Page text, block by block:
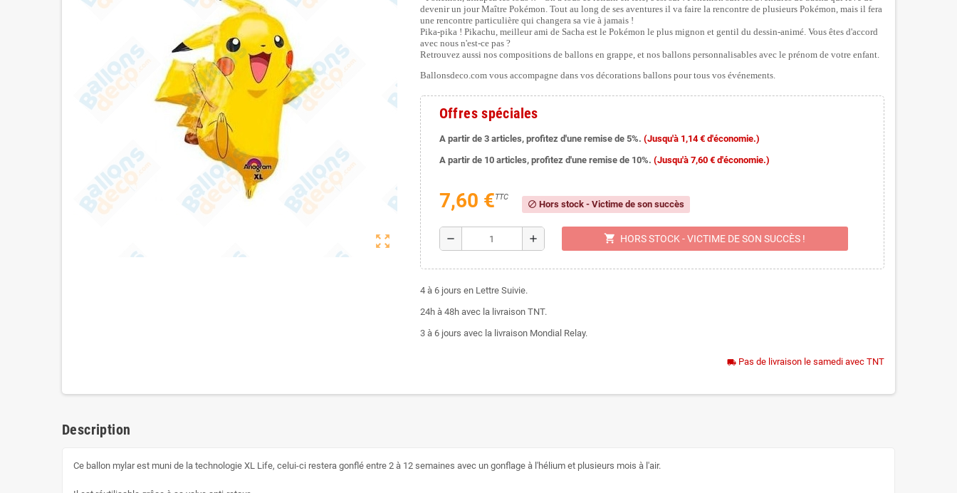
zoom_out_map
devenir un jour Maître Pokémon. Tout au long de ses aventures il va faire la rencontre de plusieurs Pokémon, mais il fera
une rencontre particulière qui changera sa vie à jamais !
Pika-pika ! Pikachu, meilleur ami de Sacha est le Pokémon le plus mignon et gentil du dessin-animé. Vous êtes d'accord
avec nous n'est-ce pas ?
Retrouvez aussi nos compositions de ballons en grappe, et nos ballons personnalisables avec le prénom de votre enfant.
Ballonsdeco.com vous accompagne dans vos décorations ballons pour tous vos événements.
Offres spéciales
A partir de 3 articles, profitez d'une remise de 5%. (Jusqu'à 1,14 € d'économie.)
A partir de 10 articles, profitez d'une remise de 10%. (Jusqu'à 7,60 € d'économie.)
7,60 €TTC
block Hors stock - Victime de son succès
remove add shopping_cart HORS STOCK - VICTIME DE SON SUCCÈS !
4 à 6 jours en Lettre Suivie.
24h à 48h avec la livraison TNT.
3 à 6 jours avec la livraison Mondial Relay.
local_shipping Pas de livraison le samedi avec TNT
Description
Ce ballon mylar est muni de la technologie XL Life, celui-ci restera gonflé entre 2 à 12 semaines avec un gonflage à l'hélium et plusieurs mois à l'air.